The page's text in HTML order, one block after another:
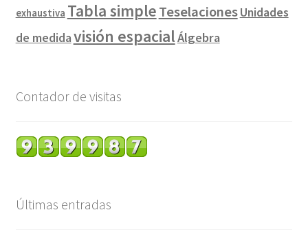
exhaustiva Tabla simpleTeselacionesUnidades
de medidavisión espacialÁlgebra
Contador de visitas
Últimas entradas